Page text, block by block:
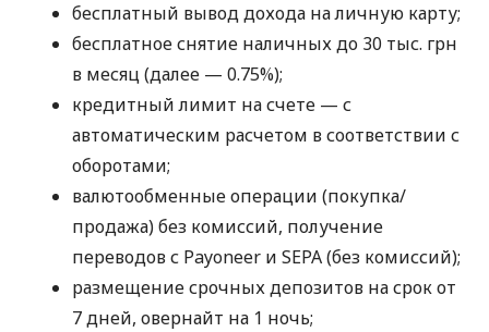
бесплатный вывод дохода на личную карту;
бесплатное снятие наличных до 30 тыс. грн
в месяц (далее — 0.75%);
кредитный лимит на счете — с
автоматическим расчетом в соответствии с
оборотами;
валютообменные операции (покупка/
продажа) без комиссий, получение
переводов с Payoneer и SEPA (без комиссий);
размещение срочных депозитов на срок от
7 дней, овернайт на 1 ночь;